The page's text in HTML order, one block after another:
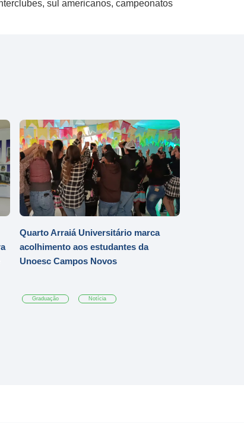
sul americanos, campeonatos
Quarto Arraiá Universitário marca
acolhimento aos estudantes da
Unoesc Campos Novos
Graduação Notícia